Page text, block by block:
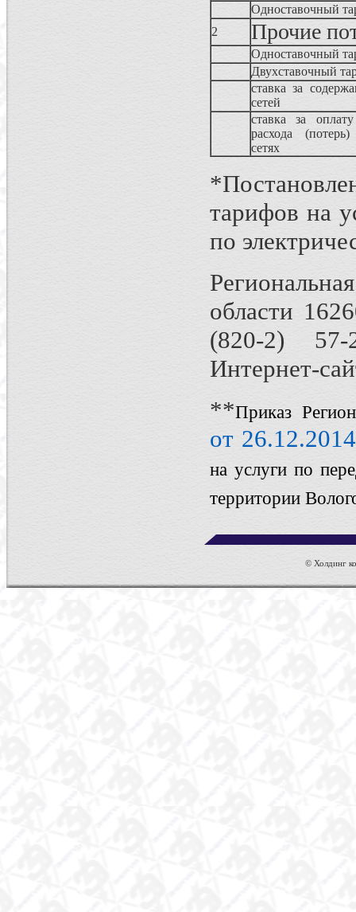
Одноставочный
2
Прочие
Одноставочный
Двухставочный
ставка за
сетей
ставка за оплату
расхода
сетях
тарифов на
по
области
(820-2) 57-
Интернет-
**Приказ
от
на услуги по
территории
© Холдинг